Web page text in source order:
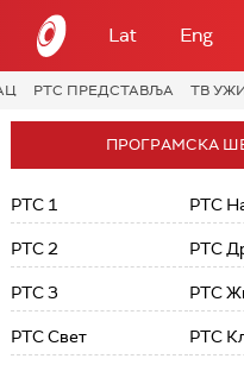
Lat Eng
РТС ПРЕДСТАВЉА ТВ
ПРОГРАМСКА
РТС 1
РТС 2
РТС 3
РТС Свет
РТС
РТС
РТС
РТС